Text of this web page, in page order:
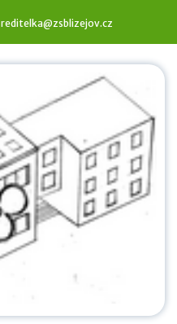
reditelka@zsblizejov.cz